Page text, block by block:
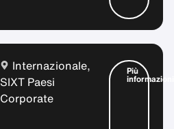
Internazionale,
SIXT Paesi
Corporate
Più
informazioni